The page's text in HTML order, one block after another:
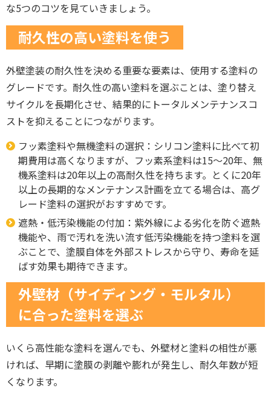
な5つのコツを見ていきましょう。
耐久性の高い塗料を使う
外壁塗装の耐久性を決める重要な要素は、使用する塗料の
グレードです。耐久性の高い塗料を選ぶことは、塗り替え
サイクルを長期化させ、結果的にトータルメンテナンスコ
ストを抑えることにつながります。
フッ素塗料や無機塗料の選択：シリコン塗料に比べて初
期費用は高くなりますが、フッ素系塗料は15～20年、無
機系塗料は20年以上の高耐久性を持ちます。とくに20年
以上の長期的なメンテナンス計画を立てる場合は、高グ
レード塗料の選択がおすすめです。
遮熱・低汚染機能の付加：紫外線による劣化を防ぐ遮熱
機能や、雨で汚れを洗い流す低汚染機能を持つ塗料を選
ぶことで、塗膜自体を外部ストレスから守り、寿命を延
ばす効果も期待できます。
外壁材（サイディング・モルタル）
に合った塗料を選ぶ
いくら高性能な塗料を選んでも、外壁材と塗料の相性が悪
ければ、早期に塗膜の剥離や膨れが発生し、耐久年数が短
くなります。